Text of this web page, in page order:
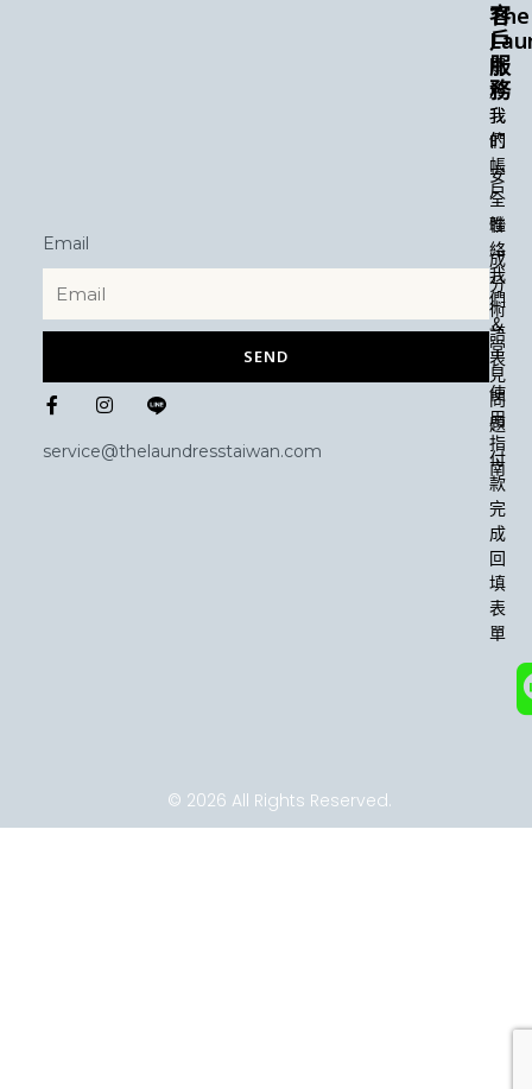
The
關
於
我
們
安
全
性
成
分
術
語
表
使
用
指
南
客
戶
服
務
我
的
帳
戶
聯
絡
我
們
＆
常
見
問
題
付
款
完
成
回
填
表
單
Email
SEND
F
a
e
n
t
a
service@thelaundresstaiwan.com
© 2026 All Rights Reserved.